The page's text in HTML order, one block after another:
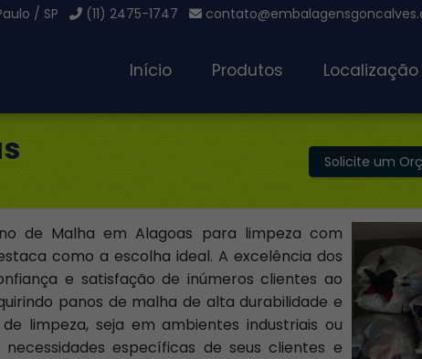
/ SP (11) 2475-1747
Início Produtos Localização
Solicite um
de Malha em Alagoas para limpeza com
como a escolha ideal. A excelência dos
e satisfação de inúmeros clientes ao
panos de malha de alta durabilidade e
limpeza, seja em ambientes industriais ou
específicas de seus clientes e